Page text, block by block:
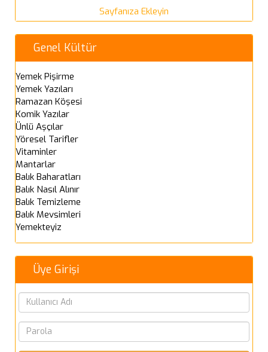
Sayfanıza Ekleyin
Genel Kültür
Yemek Pişirme
Yemek Yazıları
Ramazan Köşesi
Komik Yazılar
Ünlü Aşçılar
Yöresel Tarifler
Vitaminler
Mantarlar
Balık Baharatları
Balık Nasıl Alınır
Balık Temizleme
Balık Mevsimleri
Yemekteyiz
Üye Girişi